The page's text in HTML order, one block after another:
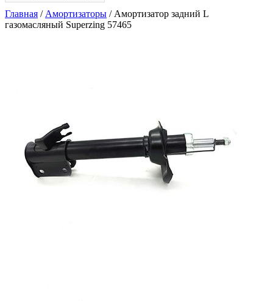
Главная / Амортизаторы / Амортизатор задний L
газомасляный Superzing 57465